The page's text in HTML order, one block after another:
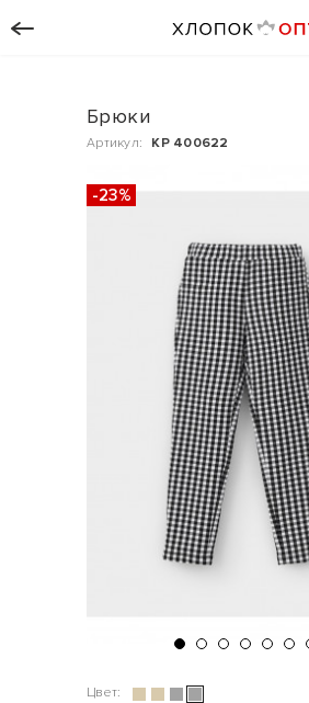
Брюки
Артикул: КР 400622
-23%
Цвет: